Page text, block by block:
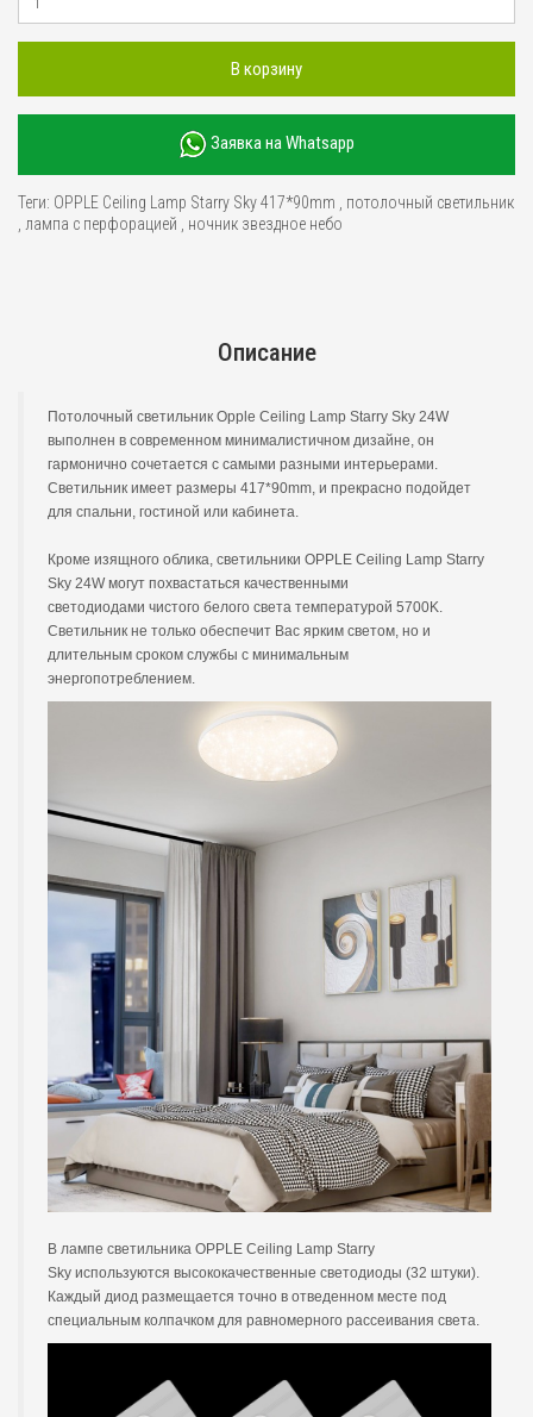
В корзину
Заявка на Whatsapp
Теги: OPPLE Ceiling Lamp Starry Sky 417*90mm
потолочный светильник
лампа с перфорацией ночник звездное небо
Описание
Потолочный светильник Opple Ceiling Lamp Starry Sky 24W
выполнен в современном минималистичном дизайне, он
гармонично сочетается с самыми разными интерьерами.
Светильник имеет размеры 417*90mm, и прекрасно подойдет
для спальни, гостиной или кабинета.
Кроме изящного облика, светильники OPPLE Ceiling Lamp Starry
Sky 24Wмогут похвастаться качественными
светодиодами чистого белого света температурой 5700K.
Светильник не только обеспечит Вас ярким светом, но и
длительным сроком службы с минимальным
энергопотреблением.
В лампе светильника OPPLE Ceiling Lamp Starry
Sky используются высококачественные светодиоды (32 штуки).
Каждый диод размещается точно в отведенном месте под
специальным колпачком для равномерного рассеивания света.